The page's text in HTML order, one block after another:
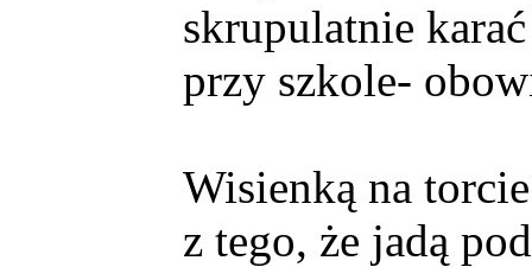
skrupulatnie
przy szkole-
Wisienką na
z tego, że jadą